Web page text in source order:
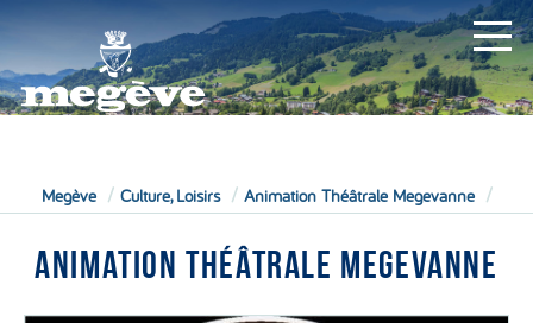
Megève Culture, Loisirs Animation Théâtrale Megevanne
ANIMATION THÉÂTRALE MEGEVANNE